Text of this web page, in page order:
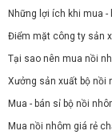
Những lợi ích khi mua
Điểm mặt công ty sản
Tại sao nên mua nồi
Xưởng sản xuất bộ nồi
Mua - bán sỉ bộ nồi
Mua nồi nhôm giá rẻ